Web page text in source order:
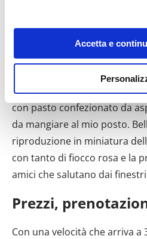
modificare o revocare il proprio
momento dalla Dichiarazione
sull'icona di attivazione della
raccogliere informazioni
geografica, con
metro,
Identificare il tuo
attivamente alla ricerca di
(impronte digitali).
Approfondisci come vengono
modificare o ritirare il tuo
Accetta e
Non potevo poi non
quindi non mi sono fatta
con pasto confezionato da
da mangiare al mio posto.
riproduzione in miniatura
con tanto di fiocco rosa e la
amici che salutano dai
Prezzi,
Con una velocità che arriva